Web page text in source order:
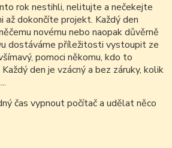
rok nestihli, nelitujte a nečekejte
až dokončíte projekt. Každý den
novému nebo naopak důvěrně
dostáváme příležitosti vystoupit ze
pomoci někomu, kdo to
den je vzácný a bez záruky, kolik
čas vypnout počítač a udělat něco